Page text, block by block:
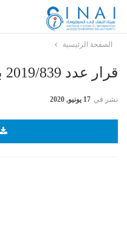
الصفحة الرئيسية
قرار عدد 2019/839 بتاريخ 2019/12/19
نشر في 17 يونيو, 2020